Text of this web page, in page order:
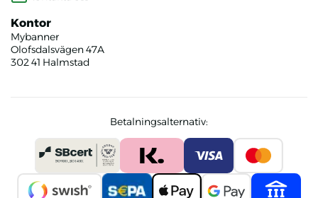
Kontor
Mybanner
Olofsdalsvägen 47A
302 41 Halmstad
Betalningsalternativ: